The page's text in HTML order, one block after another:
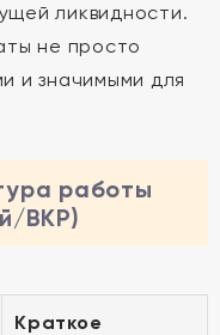
ликвидности.
не просто
и значимыми для
работы
ВКР)
Краткое